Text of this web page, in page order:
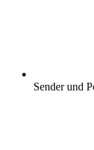
Sender und